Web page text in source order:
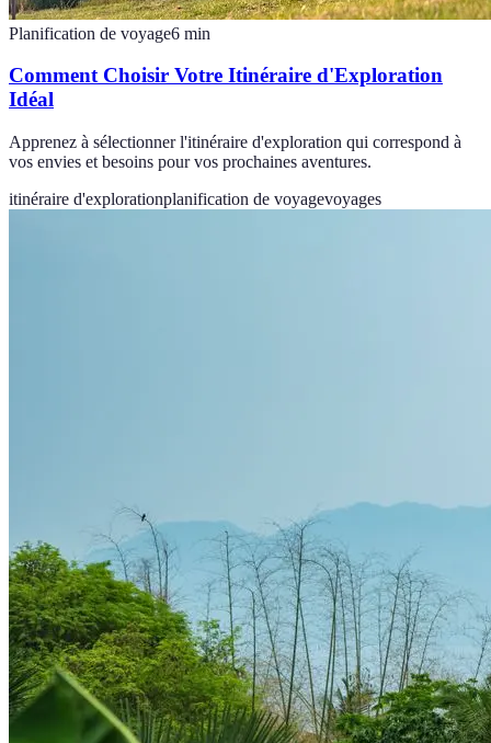
Planification de voyage6 min
Comment Choisir Votre Itinéraire d'Exploration
Idéal
Apprenez à sélectionner l'itinéraire d'exploration qui correspond à
vos envies et besoins pour vos prochaines aventures.
itinéraire d'explorationplanification de voyagevoyages